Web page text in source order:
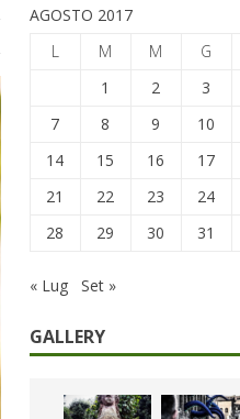
AGOSTO 2017
L
M M G
1
2 3
7
8 9 10
14
15 16 17
21
22 23 24
28
29 30 31
« Lug Set »
GALLERY